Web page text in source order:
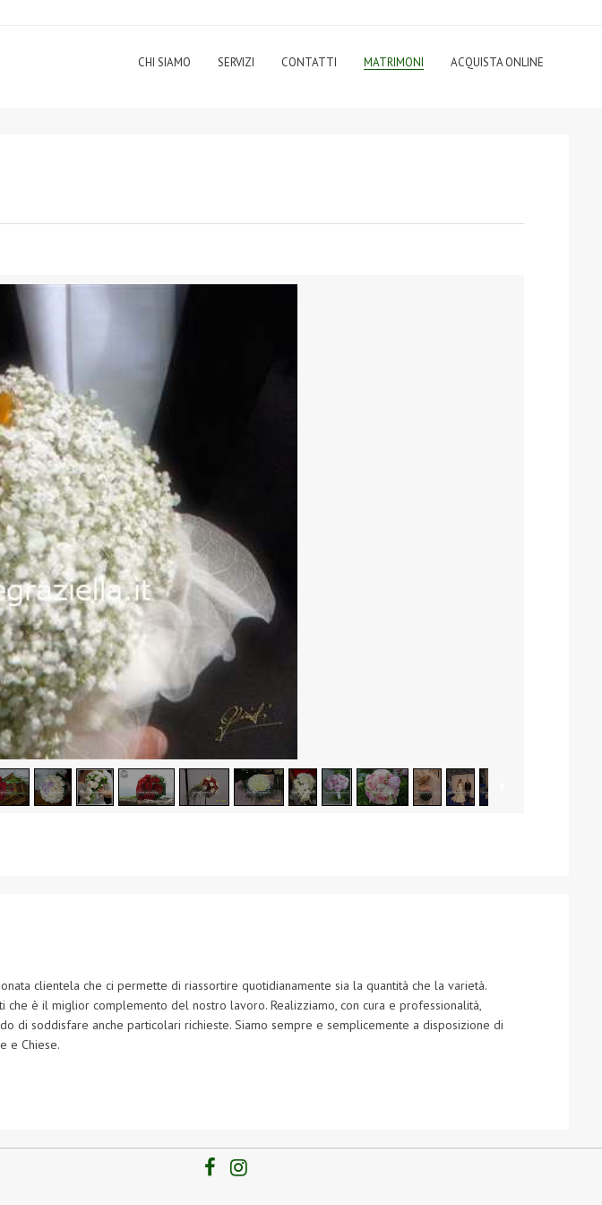
CHI SIAMO SERVIZI CONTATTI MATRIMONI ACQUISTA ONLINE
clientela che ci permette di riassortire quotidianamente sia la quantità che la varietà.
è il miglior complemento del nostro lavoro. Realizziamo, con cura e professionalità,
di soddisfare anche particolari richieste. Siamo sempre e semplicemente a disposizione di
e Chiese.